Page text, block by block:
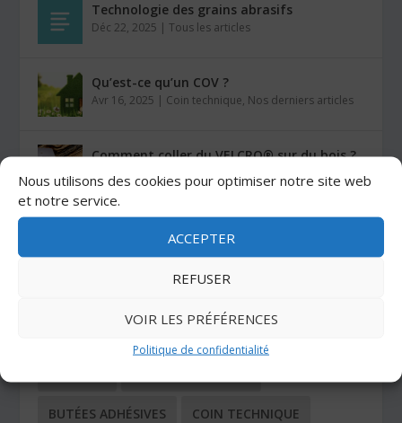
Nous utilisons des cookies pour optimiser notre site web
et notre service.
ACCEPTER
REFUSER
VOIR LES PRÉFÉRENCES
Politique de confidentialité
Technologie des grains abrasifs
Déc 22, 2025 |Tous les articles
Qu’est-ce qu’un COV ?
Avr 16, 2025 | Coin technique, Nos derniers articles
Comment coller du VELCRO® sur du bois ?
Mar 26, 2025|
Colles
CATÉGORIES
BUTÉES ADHÉSIVES COIN TECHNIQUE